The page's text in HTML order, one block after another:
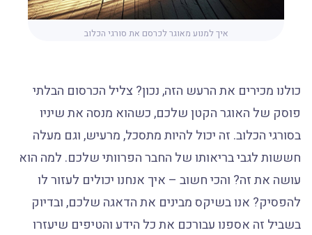
איך למנוע מאוגר לכרסם את סורגי הכלוב
כולנו מכירים את הרעש הזה, נכון? צליל הכרסום הבלתי
פוסק של האוגר הקטן שלכם, כשהוא מנסה את שיניו
בסורגי הכלוב. זה יכול להיות מתסכל, מרעיש, וגם מעלה
חששות לגבי בריאותו של החבר הפרוותי שלכם. למה הוא
עושה את זה? והכי חשוב – איך אנחנו יכולים לעזור לו
להפסיק? אנו בשיקס מבינים את הדאגה שלכם, ובדיוק
בשביל זה אספנו עבורכם את כל הידע והטיפים שיעזרו